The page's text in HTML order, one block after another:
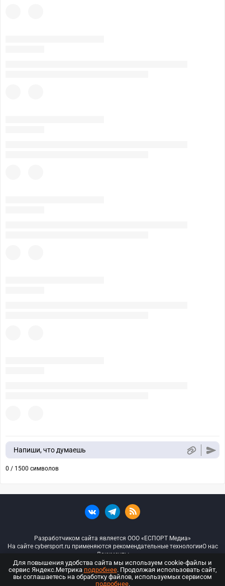
Напиши, что думаешь
0 / 1500 символов
Разработчиком сайта является ООО «ЕСПОРТ Медиа»
На сайте cybersport.ru применяются рекомендательные технологииО нас
Документы
© ООО «Киберспорт.ру» — Все права защищены
Для повышения удобства сайта мы используем cookie-файлы и
сервис Яндекс.Метрика подробнее. Продолжая использовать сайт,
вы соглашаетесь на обработку файлов, используемых сервисом
подробнее.